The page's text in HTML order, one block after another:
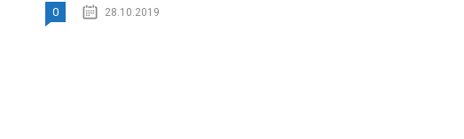
0 28.10.2019